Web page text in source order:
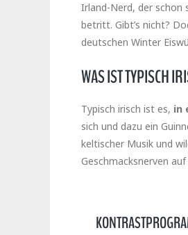
Irland-Nerd, der schon
betritt. Gibt’s nicht?
deutschen Winter
WAS IST TYPISCH
Typisch irisch ist es, in
sich und dazu ein
keltischer Musik und
Geschmacksnerven